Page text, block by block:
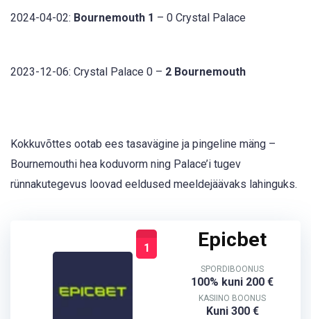
2024-04-02: Bournemouth 1 – 0 Crystal Palace
2023-12-06: Crystal Palace 0 – 2 Bournemouth
Kokkuvõttes ootab ees tasavägine ja pingeline mäng –
Bournemouthi hea koduvorm ning Palace’i tugev
rünnakutegevus loovad eeldused meeldejäävaks lahinguks.
1 Epicbet
SPORDIBOONUS
100% kuni 200 €
KASIINO BOONUS
Kuni 300 €